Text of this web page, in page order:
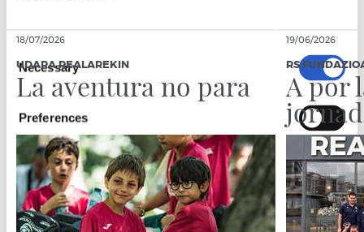
Selection
Necessary
Preferences
Statistics
Marketing
18/07/2026
UDARA REALAREKIN
La aventura no para
19/06/2026
RS
A por